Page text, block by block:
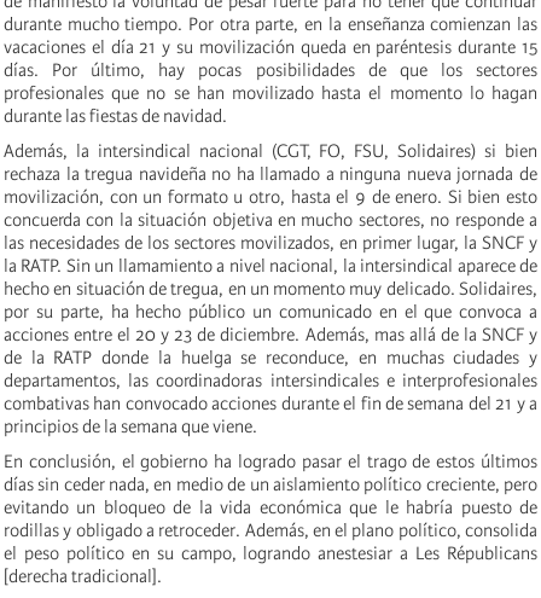
durante mucho tiempo. Por otra parte, en la enseñanza comienzan las
vacaciones el día 21 y su movilización queda en paréntesis durante 15
días. Por último, hay pocas posibilidades de que los sectores
profesionales que no se han movilizado hasta el momento lo hagan
durante las fiestas de navidad.
Además, la intersindical nacional (CGT, FO, FSU, Solidaires) si bien
rechaza la tregua navideña no ha llamado a ninguna nueva jornada de
movilización, con un formato u otro, hasta el 9 de enero. Si bien esto
concuerda con la situación objetiva en mucho sectores, no responde a
las necesidades de los sectores movilizados, en primer lugar, la SNCF y
la RATP. Sin un llamamiento a nivel nacional, la intersindical aparece de
hecho en situación de tregua, en un momento muy delicado. Solidaires,
por su parte, ha hecho público un comunicado en el que convoca a
acciones entre el 20 y 23 de diciembre. Además, mas allá de la SNCF y
de la RATP donde la huelga se reconduce, en muchas ciudades y
departamentos, las coordinadoras intersindicales e interprofesionales
combativas han convocado acciones durante el fin de semana del 21 y a
principios de la semana que viene.
En conclusión, el gobierno ha logrado pasar el trago de estos últimos
días sin ceder nada, en medio de un aislamiento político creciente, pero
evitando un bloqueo de la vida económica que le habría puesto de
rodillas y obligado a retroceder. Además, en el plano político, consolida
el peso político en su campo, logrando anestesiar a Les Républicans
[derecha tradicional].